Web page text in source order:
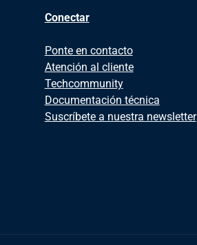
Conectar
Ponte en contacto
Atención al cliente
Techcommunity
Documentación técnica
Suscríbete a nuestra newsletter